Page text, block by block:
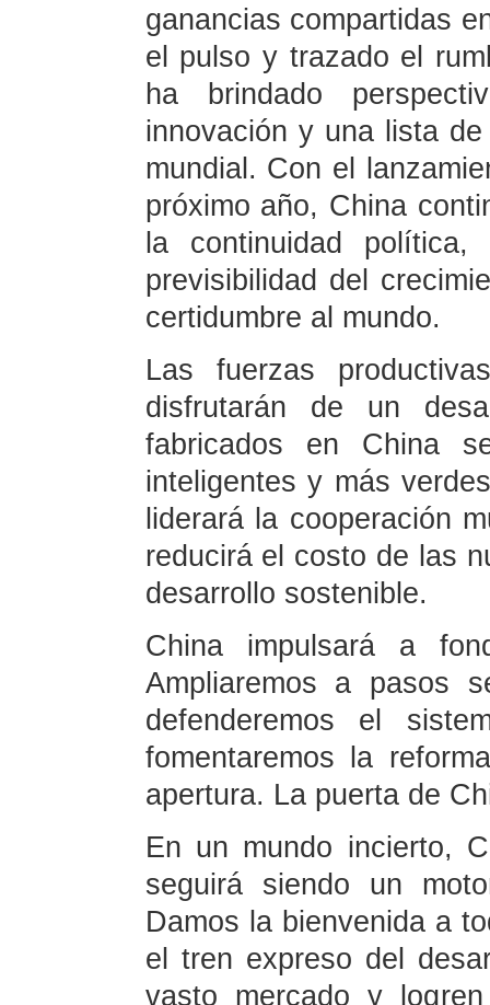
ganancias compartidas
el pulso y trazado el
ha brindado
innovación y una lista
mundial. Con el
próximo año, China
la continuidad
previsibilidad del
certidumbre al mundo.
Las fuerzas
disfrutarán de un
fabricados en China
inteligentes y más
liderará la cooperación
reducirá el costo de las
desarrollo sostenible.
China impulsará a
Ampliaremos a pasos
defenderemos el
fomentaremos la
apertura. La puerta de
En un mundo incierto,
seguirá siendo un
Damos la bienvenida a
el tren expreso del
vasto mercado y